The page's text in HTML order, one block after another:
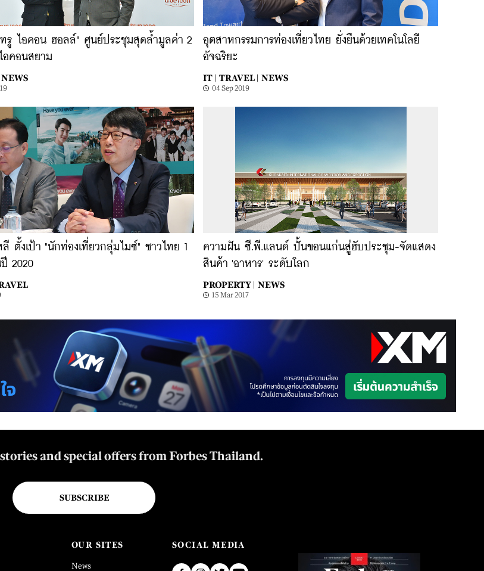
ทรู ไอคอน ฮอลล์" ศูนย์ประชุมสุดล้ำมูลค่า 2
คอนสยาม
NEWS
อุตสาหกรรมการท่องเที่ยวไทย ยั่งยืนด้วยเทคโนโลยี
อัจฉริยะ
IT | TRAVEL | NEWS
04 Sep 2019
ลี ตั้งเป้า "นักท่องเที่ยวกลุ่มไมซ์" ชาวไทย 1
2020
ความฝัน ซี.พี.แลนด์ ปั้นขอนแก่นสู่ฮับประชุม-จัดแสดง
สินค้า 'อาหาร' ระดับโลก
PROPERTY | NEWS
15 Mar 2017
and special offers from Forbes Thailand.
SUBSCRIBE
OUR SITES
News
SOCIAL MEDIA